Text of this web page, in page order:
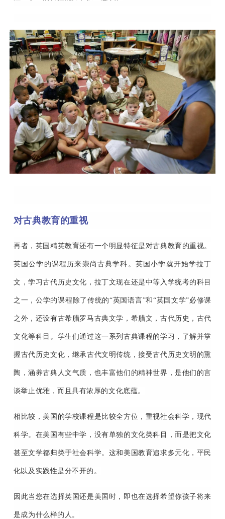
对古典教育的重视
再者，英国精英教育还有一个明显特征是对古典教育的重视。
英国公学的课程历来崇尚古典学科。英国小学就开始学拉丁
文，学习古代历史文化，拉丁文现在还是中等入学统考的科目
之一，公学的课程除了传统的“英国语言”和“英国文学”必修课
之外，还设有古希腊罗马古典文学，希腊文，古代历史，古代
文化等科目。学生们通过这一系列古典课程的学习，了解并掌
握古代历史文化，继承古代文明传统，接受古代历史文明的熏
陶，涵养古典人文气质，也丰富他们的精神世界，是他们的言
谈举止优雅，而且具有浓厚的文化底蕴。
相比较，美国的学校课程是比较全方位，重视社会科学，现代
科学。在美国有些中学，没有单独的文化类科目，而是把文化
甚至文学都归类于社会科学。这和美国教育追求多元化，平民
化以及实践性是分不开的。
因此当您在选择英国还是美国时，即也在选择希望你孩子将来
是成为什么样的人。